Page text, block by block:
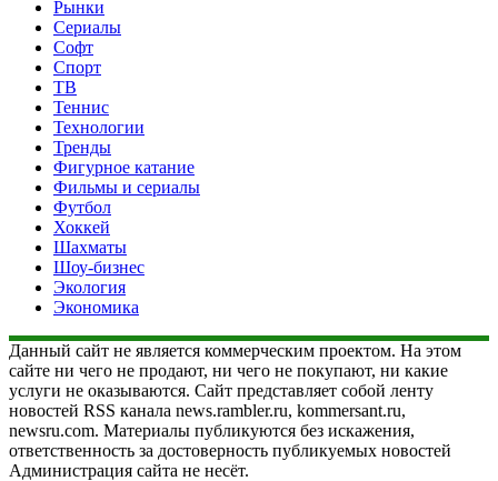
Рынки
Сериалы
Софт
Спорт
ТВ
Теннис
Технологии
Тренды
Фигурное катание
Фильмы и сериалы
Футбол
Хоккей
Шахматы
Шоу-бизнес
Экология
Экономика
Данный сайт не является коммерческим проектом. На этом
сайте ни чего не продают, ни чего не покупают, ни какие
услуги не оказываются. Сайт представляет собой ленту
новостей RSS канала news.rambler.ru, kommersant.ru,
newsru.com. Материалы публикуются без искажения,
ответственность за достоверность публикуемых новостей
Администрация сайта не несёт.